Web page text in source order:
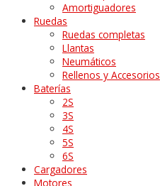
Amortiguadores
Ruedas
Ruedas completas
Llantas
Neumáticos
Rellenos y Accesorios
Baterías
2S
3S
4S
5S
6S
Cargadores
Motores